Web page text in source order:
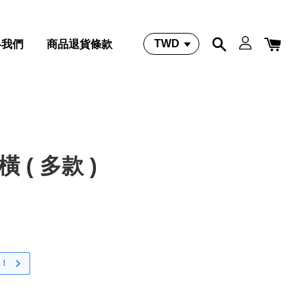
們 商品退貨條款
( 多款 )